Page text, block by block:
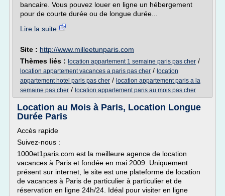
bancaire. Vous pouvez louer en ligne un hébergement
pour de courte durée ou de longue durée...
Lire la suite
Site : http://www.milleetunparis.com
Thèmes liés : location appartement 1 semaine paris pas cher /
location appartement vacances a paris pas cher / location
appartement hotel paris pas cher / location appartement paris a la
semaine pas cher / location appartement paris au mois pas cher
Location au Mois à Paris, Location Longue
Durée Paris
Accès rapide
Suivez-nous :
1000et1paris.com est la meilleure agence de location
vacances à Paris et fondée en mai 2009. Uniquement
présent sur internet, le site est une plateforme de location
de vacances à Paris de particulier à particulier et de
réservation en ligne 24h/24. Idéal pour visiter en ligne